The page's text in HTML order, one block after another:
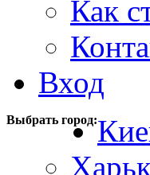
Как
Вход
Выбрать город: